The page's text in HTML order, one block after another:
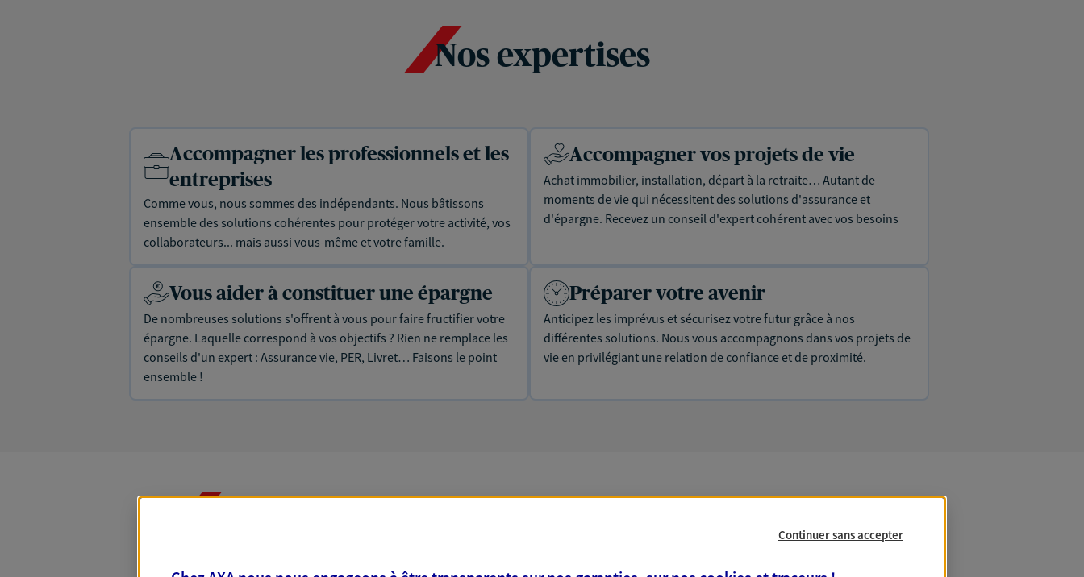
Nos expertises
Accompagner les professionnels et les
entreprises
Comme vous, nous sommes des indépendants. Nous bâtissons
ensemble des solutions cohérentes pour protéger votre activité, vos
collaborateurs... mais aussi vous-même et votre famille.
Accompagner vos projets de vie
Achat immobilier, installation, départ à la retraite… Autant de
moments de vie qui nécessitent des solutions d'assurance et
d'épargne. Recevez un conseil d'expert cohérent avec vos besoins
Vous aider à constituer une épargne
De nombreuses solutions s'offrent à vous pour faire fructifier votre
épargne. Laquelle correspond à vos objectifs ? Rien ne remplace les
conseils d'un expert : Assurance vie, PER, Livret… Faisons le point
ensemble !
Préparer votre avenir
Anticipez les imprévus et sécurisez votre futur grâce à nos
différentes solutions. Nous vous accompagnons dans vos projets de
vie en privilégiant une relation de confiance et de proximité.
Toutes nos solutions Prévoyance & Patrimoine
Continuer sans accepter